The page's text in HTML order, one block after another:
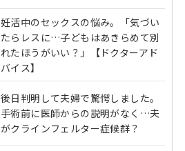
妊活中のセックスの悩み。「気づい
たらレスに…子どもはあきらめて別
れたほうがいい？」【ドクターアド
バイス】
後日判明して夫婦で驚愕しました。
手術前に医師からの説明がなく…夫
がクラインフェルター症候群？